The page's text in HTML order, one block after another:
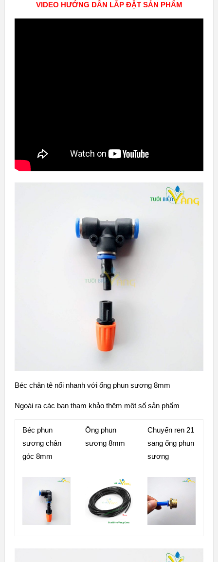
VIDEO HƯỚNG DẪN LẮP ĐẶT SẢN PHẨM
Béc chân tê nối nhanh với ống phun sương 8mm
Ngoài ra các bạn tham khảo thêm một số sản phẩm
Béc phun
sương chân
góc 8mm
Ống phun
sương 8mm
Chuyển ren 21
sang ống phun
sương